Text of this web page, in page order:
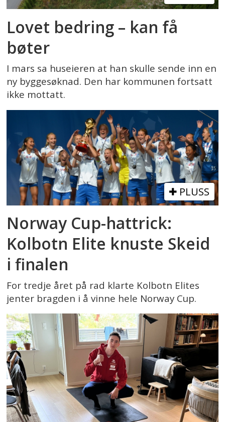
Lovet bedring – kan få
bøter
I mars sa huseieren at han skulle sende inn en
ny byggesøknad. Den har kommunen fortsatt
ikke mottatt.
PLUSS
Norway Cup-hattrick:
Kolbotn Elite knuste Skeid
i finalen
For tredje året på rad klarte Kolbotn Elites
jenter bragden i å vinne hele Norway Cup.